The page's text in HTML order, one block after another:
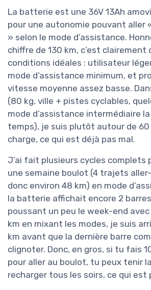
La batterie est une 36V 13Ah
pour une autonomie pouvant aller
» selon le mode d’assistance.
chiffre de 130 km, c’est clairement
conditions idéales : utilisateur
mode d’assistance minimum, et
vitesse moyenne assez basse.
(80 kg, ville + pistes cyclables,
mode d’assistance intermédiaire
temps), je suis plutôt autour de 60
charge, ce qui est déjà pas mal.
J’ai fait plusieurs cycles complets
une semaine boulot (4 trajets
donc environ 48 km) en mode
la batterie affichait encore 2 barres
poussant un peu le week-end
km en mixant les modes, je suis
km avant que la dernière barre
clignoter. Donc, en gros, si tu fais
pour aller au boulot, tu peux tenir
recharger tous les soirs, ce qui est